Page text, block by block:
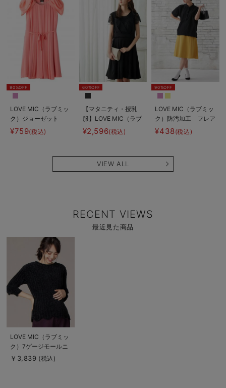
90%OFF
LOVE MIC（ラブミッ
ク）ジョーゼット
2WAYタックワンピー
¥759(税込)
60%OFF
【マタニティ・授乳
服】LOVE MIC（ラブ
ミック）レースビスチ
ェワンピース【出産後
¥2,596(税込)
90%OFF
LOVE MIC（ラブミッ
ク）防汚加工 フレア
スカート
¥438(税込)
VIEW ALL
RECENT VIEWS
最近見た商品
商
る
商
品
詳
細
を
LOVE MIC（ラブミッ
ク）7ゲージモールニ
ット スカラップトッ
￥3,839 (税込)